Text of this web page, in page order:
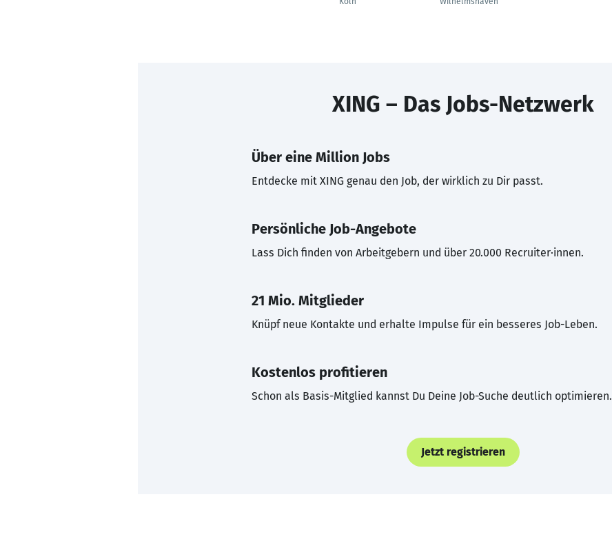
XING – Das Jobs-Netzwerk
Über eine Million Jobs
Entdecke mit XING genau den Job, der wirklich zu Dir passt.
Persönliche Job-Angebote
Lass Dich finden von Arbeitgebern und über 20.000 Recruiter·innen.
21 Mio. Mitglieder
Knüpf neue Kontakte und erhalte Impulse für ein besseres Job-Leben.
Kostenlos profitieren
Schon als Basis-Mitglied kannst Du Deine Job-Suche deutlich optimieren.
Jetzt registrieren